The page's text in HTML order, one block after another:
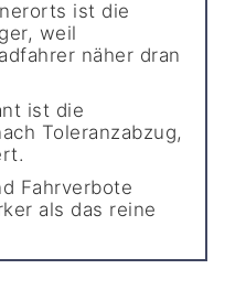
ist die
weil
näher dran
ist die
Toleranzabzug,
Fahrverbote
als das reine